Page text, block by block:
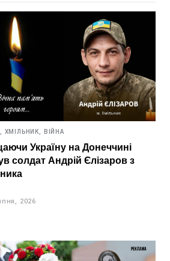
ХМІЛЬНИК, ВІЙНА
Україну на Донеччині
солдат Андрій Єлізаров з
2026